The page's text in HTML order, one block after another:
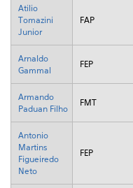
Atilio
Tomazini
Junior
FAP
Arnaldo
Gammal
FEP
Armando
Paduan Filho
FMT
Antonio
Martins
Figueiredo
Neto
FEP